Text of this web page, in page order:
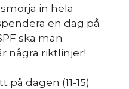
in hela
en dag på
ska man
några riktlinjer!
dagen (11-15)